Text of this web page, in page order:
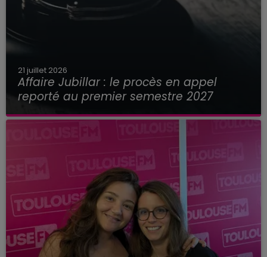
21 juillet 2026
Affaire Jubillar : le procès en appel
reporté au premier semestre 2027